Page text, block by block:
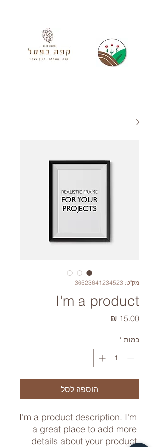
מק"ט: 36523641234523
I'm a product
כמות *
הוספה לסל
I'm a product description. I'm
a great place to add more
details about your product